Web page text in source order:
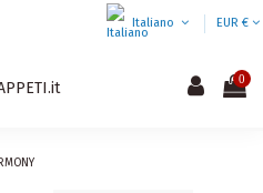
Italiano EUR €
0